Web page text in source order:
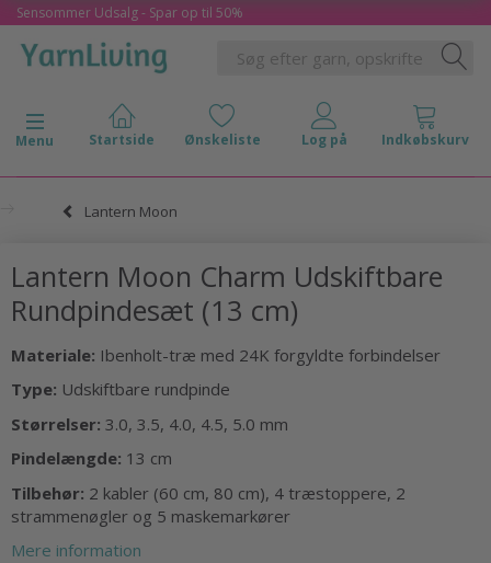
Sensommer Udsalg - Spar op til 50%
Skifte navigation
Menu
Lantern Moon
Lantern Moon Charm Udskiftbare
Rundpindesæt (13 cm)
Materiale: Ibenholt-træ med 24K forgyldte forbindelser
Type: Udskiftbare rundpinde
Størrelser: 3.0, 3.5, 4.0, 4.5, 5.0 mm
Pindelængde: 13 cm
Tilbehør: 2 kabler (60 cm, 80 cm), 4 træstoppere, 2
strammenøgler og 5 maskemarkører
Mere information